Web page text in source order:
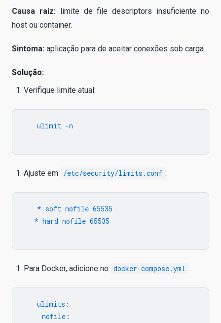
Causa raiz:limite de file descriptors insuficiente no
host ou container.
Sintoma: aplicação para de aceitar conexões sob carga.
Solução:
Verifique limite atual:
   ulimit -n
Ajuste em /etc/security/limits.conf :
   * soft nofile 65535
   * hard nofile 65535
Para Docker, adicione no docker-compose.yml :
   ulimits:
     nofile: